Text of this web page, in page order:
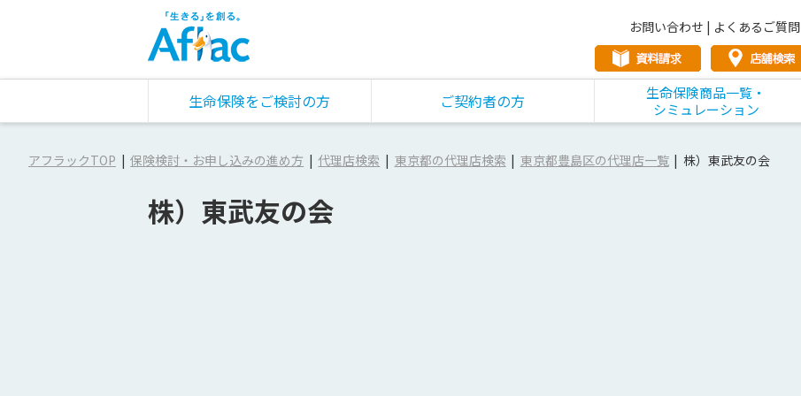
お問い合わせ | よくあるご質問
生命保険をご検討の方 ご契約者の方
生命保険商品一覧・
シミュレーション
アフラックTOP 保険検討・お申し込みの進め方 代理店検索 東京都の代理店検索 東京都豊島区の代理店一覧 株）東武友の会
株）東武友の会